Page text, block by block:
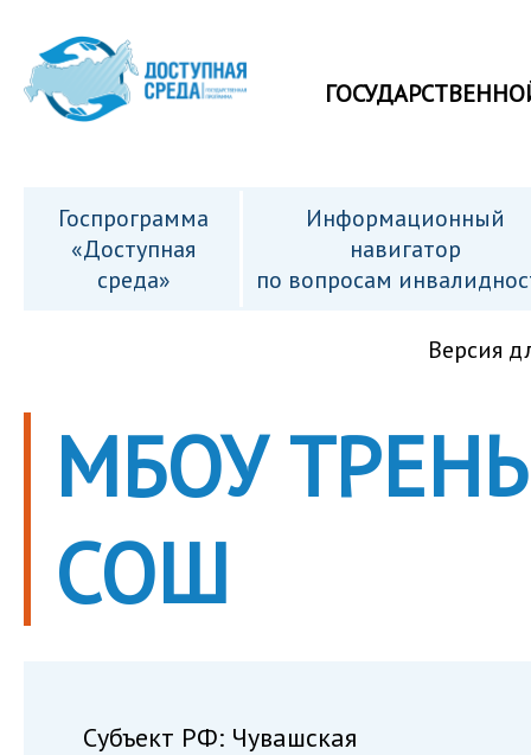
Госпрограмма
«Доступная
среда»
Информационный
навигатор
по вопросам
Версия
МБОУ
СОШ
Субъект РФ: Чувашская